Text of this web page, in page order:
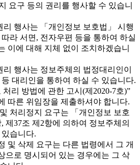
요구 등의 권리를 행사할 수 있습니
행사는 「개인정보 보호법」 시행
라 서면, 전자우편 등을 통하여 하실
이에 대해 지체 없이 조치하겠습니
행사는 정보주체의 법정대리인이
대리인을 통하여 하실 수 있습니다.
처리 방법에 관한 고시(제2020-7호)”
따른 위임장을 제출하셔야 합니다.
처리정지 요구는 「개인정보 보호
제37조 제2항에 의하여 정보주체의
습니다.
및 삭제 요구는 다른 법령에서 그 개
으로 명시되어 있는 경우에는 그 삭